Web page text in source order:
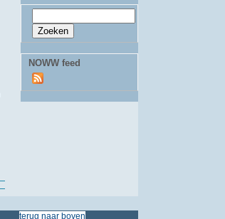
Zoekveld
NOWW feed
terug naar boven